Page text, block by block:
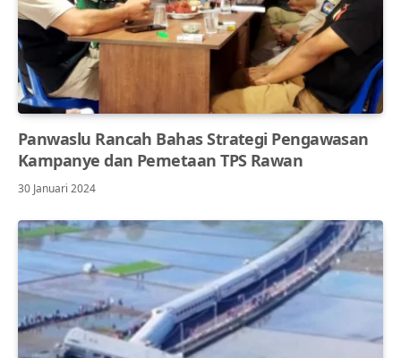
Panwaslu Rancah Bahas Strategi Pengawasan
Kampanye dan Pemetaan TPS Rawan
30 Januari 2024